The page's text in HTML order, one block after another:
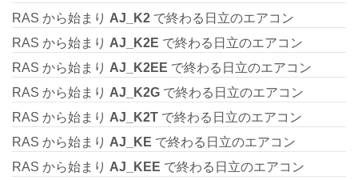
RAS から始まり AJ_K2 で終わる日立のエアコン
RAS から始まり AJ_K2E で終わる日立のエアコン
RAS から始まり AJ_K2EE で終わる日立のエアコン
RAS から始まり AJ_K2G で終わる日立のエアコン
RAS から始まり AJ_K2T で終わる日立のエアコン
RAS から始まり AJ_KE で終わる日立のエアコン
RAS から始まり AJ_KEE で終わる日立のエアコン